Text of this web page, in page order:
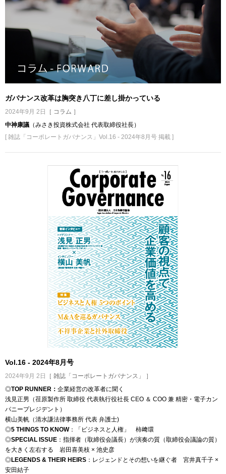
ガバナンス改革は胸突き八丁に差し掛かっている
2024年9月 2日
［ コラム ］
中神康議 （みさき投資株式会社 代表取締役社長）
[ 雑誌「コーポレートガバナンス」Vol.16 - 2024年8月号 掲載 ]
Vol.16 - 2024年8月号
2024年9月 2日
［ 雑誌「コーポレートガバナンス」 ］
◎TOP RUNNER： 企業経営の改革者に聞く
浅見正男（荏原製作所 取締役 代表執行役社長 CEO ＆ COO 兼 精密・電子カン
パニープレジデント）
横山美帆（清水謙法律事務所 代表 弁護士)
◎5 THINGS TO KNOW：「ビジネスと人権」 柿﨑環
◎SPECIAL ISSUE ：指揮者（取締役会議長）が演奏の質（取締役会議論の質）
を大きく左右する 岩田喜美枝 × 池史彦
◎LEGENDS & THEIR HEIRS ：レジェンドとその想いを継ぐ者 宮井真千子 ×
安田結子